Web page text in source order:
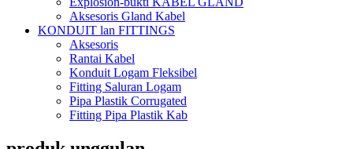
Aksesoris Gland Kabel
KONDUIT lan FITTINGS
Aksesoris
Rantai Kabel
Konduit Logam Fleksibel
Fitting Saluran Logam
Pipa Plastik Corrugated
Fitting Pipa Plastik Kab